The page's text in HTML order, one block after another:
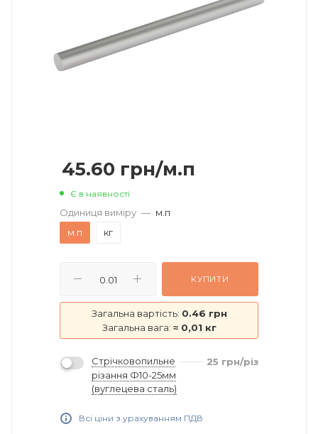
45.60 грн/м.п
Є в наявності
Одиниця виміру — м.п
м.п
кг
КУПИТИ
Загальна вартість: 0.46 грн
Загальна вага: ≈ 0,01 кг
Стрічковопильне
різання Ф10-25мм
(вуглецева сталь)
25 грн/різ
Всі ціни з урахуванням ПДВ